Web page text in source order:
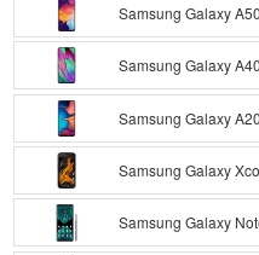
Samsung Galaxy
Samsung Galaxy
Samsung Galaxy
Samsung Galaxy
Samsung Galaxy